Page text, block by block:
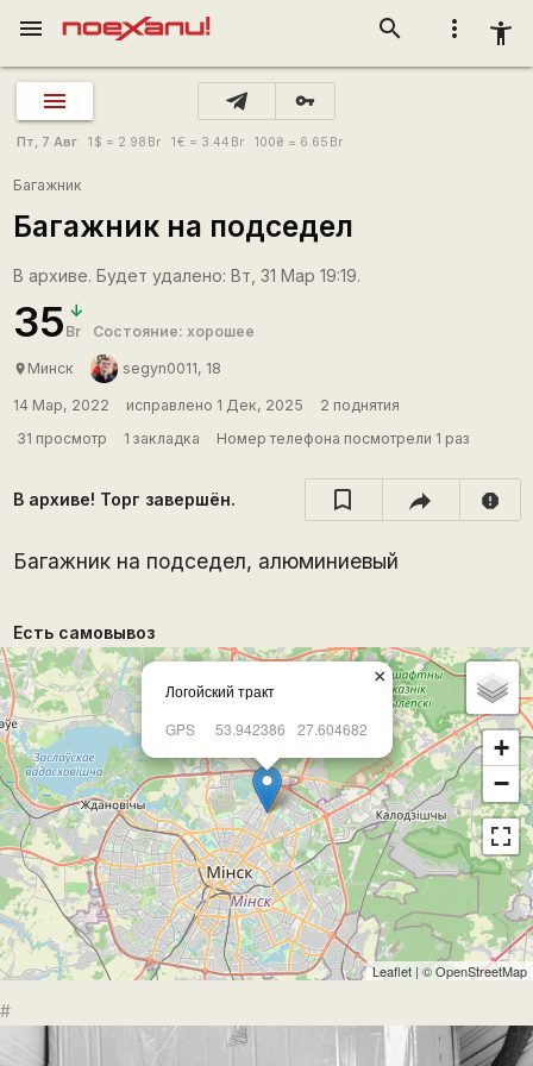
more_vert accessibility_new
search
menu
vpn_key
Пт, 7 Авг 1 $ = 2.98 Br 1€ = 3.44 Br 100₴ = 6.65 Br
Багажник
Багажник на подседел
В архиве. Будет удалено: Вт, 31 Мар 19:19.
35 Br Состояние: хорошее
place Минск segyn0011, 18
14 Мар, 2022 исправлено 1 Дек, 2025
2 поднятия
31 просмотр
1 закладка Номер телефона посмотрели 1 раз
В архиве! Торг завершён. report
Багажник на подседел, алюминиевый
Есть самовывоз
Логойский тракт
GPS
53.942386 27.604682
×
+
−
Leaflet | ©OpenStreetMap
#